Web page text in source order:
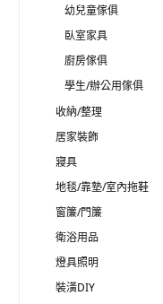
幼兒童傢俱
臥室家具
廚房傢俱
學生/辦公用傢俱
收納/整理
居家裝飾
寢具
地毯/靠墊/室內拖鞋
窗簾/門簾
衛浴用品
燈具照明
裝潢DIY